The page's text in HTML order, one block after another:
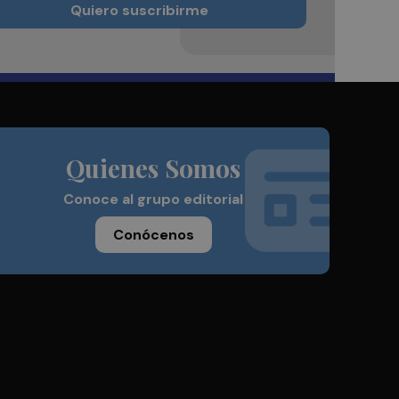
Quiero suscribirme
Quienes Somos
Conoce al grupo editorial
Conócenos